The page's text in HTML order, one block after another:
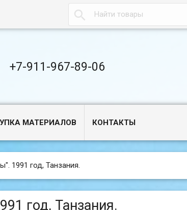

+7-911-967-89-06
МАТЕРИАЛОВ КОНТАКТЫ
1991 год, Танзания.
год, Танзания.